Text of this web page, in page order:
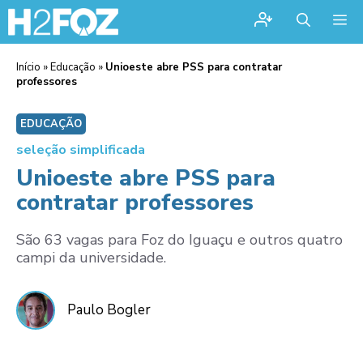
Início »Educação » Unioeste abre PSS para contratar
professores
EDUCAÇÃO
seleção simplificada
Unioeste abre PSS para
contratar professores
São 63 vagas para Foz do Iguaçu e outros quatro
campi da universidade.
Paulo Bogler